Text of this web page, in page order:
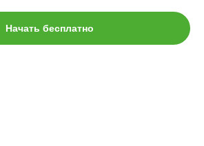
Начать бесплатно